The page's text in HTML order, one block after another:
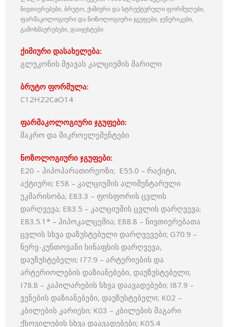
ნივთიერებები, ბრუტო, ქიმიური და სტრუქტურული ფორმულები,
ფარმაკოლოგიური და ნოზოლოგიური ჯგუფები, ჯენერიკები,
გამოხმაურებები, დაიჯესტები
ქიმიური დასახელება:
გლუკონის მჟავას კალციუმის მარილი
ბრუტო ფორმულა:
C12H22CaO14
ფარმაკოლოგიური ჯგუფები:
მაკრო და მიკროელემენტები
ნოზოლოგიური ჯგუფები:
E20 – ჰიპოპარათირეოზი; E55.0 – რაქიტი,
აქტიური; E58 – კალციუმის ალიმენტარული
უკმარისობა; E83.3 – ფოსფორის ცვლის
დარღვევა; E83.5 – კალციუმის ცვლის დარღვევა;
E83.5.1* – ჰიპოკალცემია; E88.8 – ნივთიერებათა
ცვლის სხვა დაზუსტებული დარღვევები; G70.9 –
ნერვ-კუნთოვანი სინაფსის დარღვევა,
დაუზუსტებელი; I77.9 – არტერიების და
არტერიოლების დაზიანებები, დაუზუსტებელი;
I78.8 – კაპილარების სხვა დაავადებები; I87.9 –
ვენების დაზიანებები, დაუზუსტებელი; K02 –
კბილების კარიესი; K03 – კბილების მაგარი
ქსოვილების სხვა დაავადებები; K05.4